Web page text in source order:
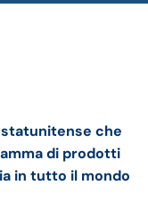
statunitense che
di prodotti
in tutto il mondo